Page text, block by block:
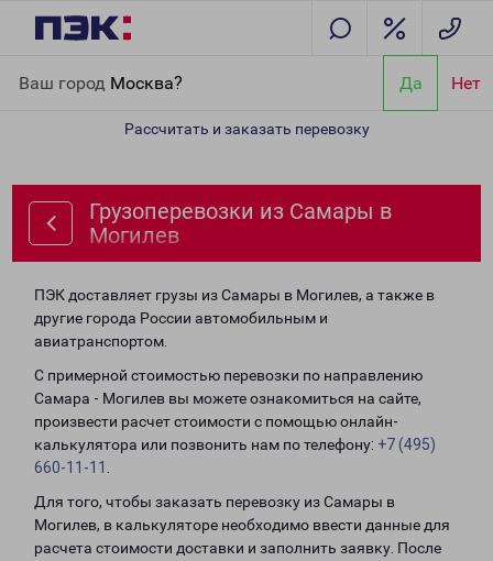
Ваш город Москва? Да Нет
Рассчитать и заказать перевозку
Грузоперевозки из Самары в
Могилев
ПЭК доставляет грузы из Самары в Могилев, а также в
другие города России автомобильным и
авиатранспортом.
С примерной стоимостью перевозки по направлению
Самара - Могилев вы можете ознакомиться на сайте,
произвести расчет стоимости с помощью онлайн-
калькулятора или позвонить нам по телефону: +7 (495)
660-11-11
Для того, чтобы заказать перевозку из Самары в
Могилев, в калькуляторе необходимо ввести данные для
расчета стоимости доставки и заполнить заявку. После